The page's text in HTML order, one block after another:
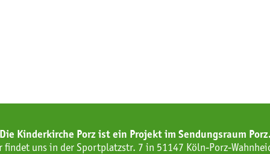
Kinderkirche Porz ist ein Projekt im Sendungsraum
findet uns in der Sportplatzstr. 7 in 51147 Köln-Porz-